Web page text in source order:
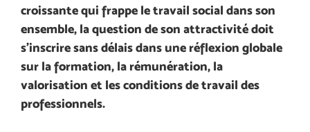
croissante qui frappe le travail social dans son
ensemble, la question de son attractivité doit
s’inscrire sans délais dans une réflexion globale
sur la formation, la rémunération, la
valorisation et les conditions de travail des
professionnels.